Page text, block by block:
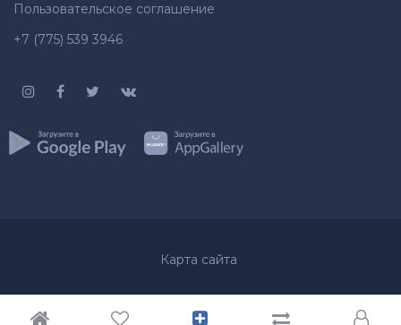
Пользовательское соглашение
+7 (775) 539 3946
Карта сайта
© 2012-2026НедвижимостьВсе права защищены